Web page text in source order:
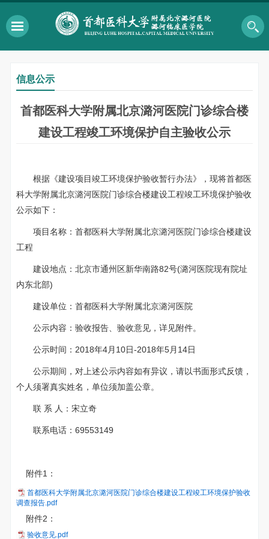
信息公示
首都医科大学附属北京潞河医院门诊综合楼
建设工程竣工环境保护自主验收公示
根据《建设项目竣工环境保护验收暂行办法》，现将首都医
科大学附属北京潞河医院门诊综合楼建设工程竣工环境保护验收
公示如下：
项目名称：首都医科大学附属北京潞河医院门诊综合楼建设
工程
建设地点：北京市通州区新华南路82号(潞河医院现有院址
内东北部)
建设单位：首都医科大学附属北京潞河医院
公示内容：验收报告、验收意见，详见附件。
公示时间：2018年4月10日-2018年5月14日
公示期间，对上述公示内容如有异议，请以书面形式反馈，
个人须署真实姓名，单位须加盖公章。
联 系 人：宋立奇
联系电话：69553149
附件1：
首都医科大学附属北京潞河医院门诊综合楼建设工程竣工环境保护验收
调查报告.pdf
附件2：
验收意见.pdf